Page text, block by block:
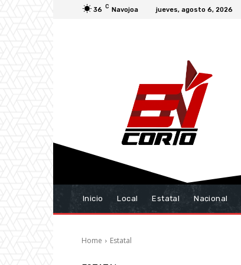
36 C Navojoa jueves, agosto 6, 2026
Inicio Local Estatal Nacional
Home Estatal